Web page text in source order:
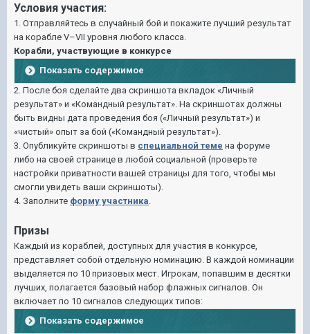
Условия участия:
1. Отправляйтесь в случайный бой и покажите лучший результат
на корабле V–VII уровня любого класса.
Корабли, участвующие в конкурсе
Показать содержимое
2. После боя сделайте два скриншота вкладок «Личный
результат» и «Командный результат». На скриншотах должны
быть видны дата проведения боя («Личный результат») и
«чистый» опыт за бой («Командный результат»).
3. Опубликуйте скриншоты в специальной теме на форуме
либо на своей странице в любой социальной (проверьте
настройки приватности вашей страницы для того, чтобы мы
смогли увидеть ваши скриншоты).
4. Заполните форму участника
Призы
Каждый из кораблей, доступных для участия в конкурсе,
представляет собой отдельную номинацию. В каждой номинации
выделяется по 10 призовых мест. Игрокам, попавшим в десятки
лучших, полагается базовый набор флажных сигналов. Он
включает по 10 сигналов следующих типов:
Показать содержимое